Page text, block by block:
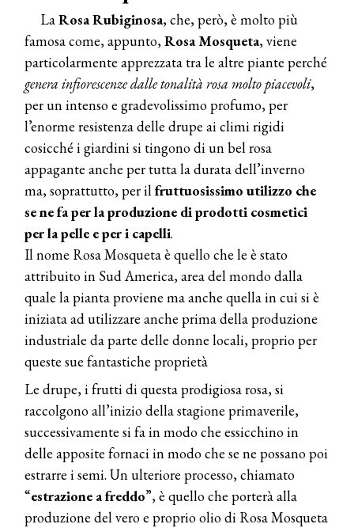
LaRosa Rubiginosa, che, però, è molto più
famosa come, appunto,Rosa Mosqueta, viene
particolarmente apprezzata tra le altre piante perché
genera infiorescenze dalle tonalità rosa molto piacevoli,
per un intenso e gradevolissimo profumo, per
l’enorme resistenza delle drupe ai climi rigidi
cosicché i giardini si tingono di un bel rosa
appagante anche per tutta la durata dell’inverno
ma, soprattutto, per ilfruttuosissimo utilizzo che
se ne fa per la produzione di prodotti cosmetici
per la pelle e per i capelli.
Il nome Rosa Mosqueta è quello che le è stato
attribuito in Sud America, area del mondo dalla
quale la pianta proviene ma anche quella in cui si è
iniziata ad utilizzare anche prima della produzione
industriale da parte delle donne locali, proprio per
queste sue fantastiche proprietà
Le drupe, i frutti di questa prodigiosa rosa, si
raccolgono all’inizio della stagione primaverile,
successivamente si fa in modo che essicchino in
delle apposite fornaci in modo che se ne possano poi
estrarre i semi. Un ulteriore processo, chiamato
“estrazione a freddo”, è quello che porterà alla
produzione del vero e proprio olio di Rosa Mosqueta